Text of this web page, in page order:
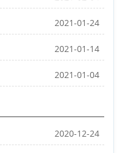
2021-01-24
2021-01-14
2021-01-04
2020-12-24